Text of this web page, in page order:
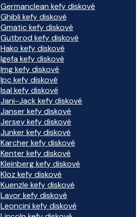
Germanclean kefy diskové
Ghibli kefy diskové
Gmatic kefy diskové
Gutbrod kefy diskové
Hako kefy diskové
Igefa kefy diskové
Img kefy diskové
Ipc kefy diskové
Isal kefy diskové
Jani-Jack kefy diskové
Janser kefy diskové
Jersey kefy diskové
Junker kefy diskové
Karcher kefy diskové
Kenter kefy diskové
Kleinberg kefy diskové
Kloz kefy diskové
Kuenzle kefy diskové
Lavor kefy diskové
Leoncini kefy diskové